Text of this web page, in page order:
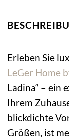
Erleben Sie
LeGer Home
Ladina“ – ein
Ihrem
blickdichte
Größen, ist